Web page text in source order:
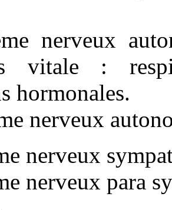
nerveux
vitale :
hormonales.
nerveux
nerveux
nerveux para